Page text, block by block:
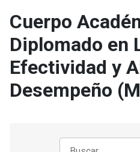
Cuerpo
Diplomado en
Efectividad y
Desempeño